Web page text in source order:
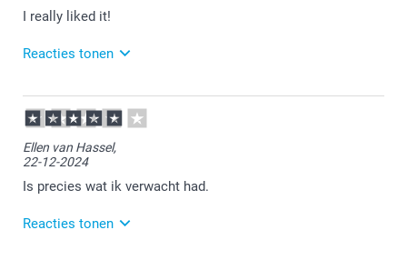
55 cm
mee kijken om het voor je op te lossen.
I really liked it!
Reacties tonen
03-03-2025
11:38
Thanks for your review. We are glad that you are so
happy with your t-shirt. Enjoy it!
Ellen van Hassel,
22-12-2024
Is precies wat ik verwacht had.
Reacties tonen